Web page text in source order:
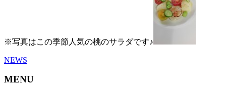
※写真はこの季節人気の桃のサラダです♪
NEWS
MENU